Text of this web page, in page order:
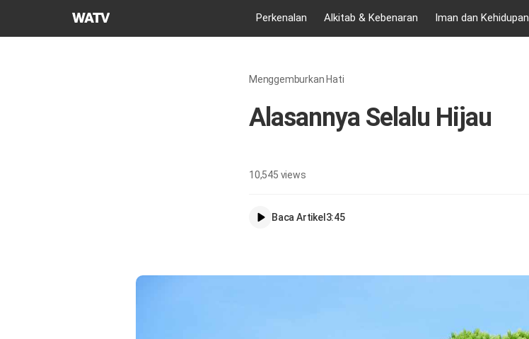
Gereja
Perkenalan Alkitab & Kebenaran Iman dan Kehidupan
Menggemburkan Hati
Alasannya Selalu Hijau
10,545 views
Baca Artikel3:45